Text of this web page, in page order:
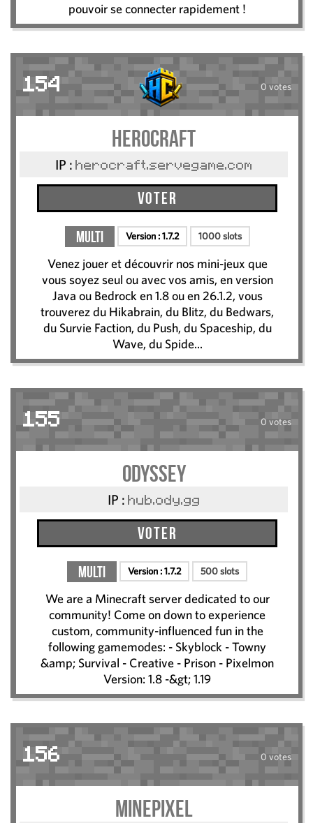
pouvoir se connecter rapidement !
154 0 votes
HeroCraft
IP : herocraft.servegame.com
Voter
Multi Version :1.7.2 1000 slots
Venez jouer et découvrir nos mini-jeux que
vous soyez seul ou avec vos amis, en version
Java ou Bedrock en 1.8 ou en 26.1.2, vous
trouverez du Hikabrain, du Blitz, du Bedwars,
du Survie Faction, du Push, du Spaceship, du
Wave, du Spide...
155 0 votes
Odyssey
IP : hub.ody.gg
Voter
Multi Version :1.7.2 500 slots
We are a Minecraft server dedicated to our
community! Come on down to experience
custom, community-influenced fun in the
following gamemodes: - Skyblock - Towny
&amp; Survival - Creative - Prison - Pixelmon
Version: 1.8 -&gt; 1.19
156 0 votes
MinePixel